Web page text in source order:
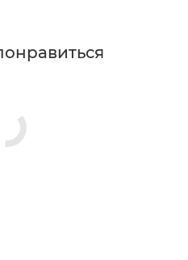
уникальный код.
почту России. Когда
на ваш адрес придет
вы можете
Один заказ может
позиций и его стоимость